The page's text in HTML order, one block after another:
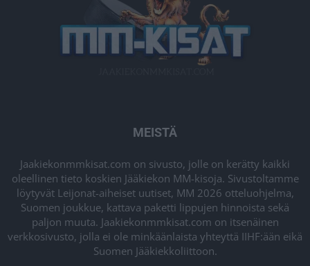
MEISTÄ
Jaakiekonmmkisat.com on sivusto, jolle on kerätty kaikki
oleellinen tieto koskien Jääkiekon MM-kisoja. Sivustoltamme
löytyvät Leijonat-aiheiset uutiset, MM 2026 otteluohjelma,
Suomen joukkue, kattava paketti lippujen hinnoista sekä
paljon muuta. Jaakiekonmmkisat.com on itsenäinen
verkkosivusto, jolla ei ole minkäänlaista yhteyttä IIHF:ään eikä
Suomen Jääkiekkoliittoon.